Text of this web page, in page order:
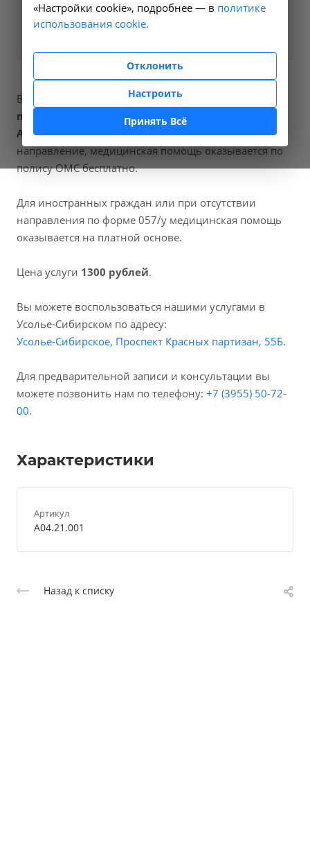
Заказать услугу
В наших клиниках мы проводим
предстательной железы, код услуги (НМУ)
A04.21.001. Для граждан России, у которых есть
направление, медицинская помощь оказывается по
полису ОМС бесплатно.
Для иностранных граждан или при отсутствии
направления по форме 057/у медицинская помощь
оказывается на платной основе.
Цена услуги 1300 рублей.
Вы можете воспользоваться нашими услугами в
Усолье-Сибирском по адресу:
Усолье-Сибирское, Проспект Красных партизан, 55Б.
Для предварительной записи и консультации вы
можете позвонить нам по телефону: +7 (3955) 50-72-
00.
Характеристики
Артикул
A04.21.001
Назад к списку
«Настройки cookie», подробнее — в политике
использования cookie.
Отклонить
Настроить
Принять Всё